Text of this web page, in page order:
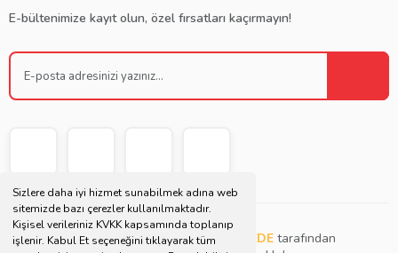
Sizlere daha iyi hizmet sunabilmek adına web
sitemizde bazı çerezler kullanılmaktadır.
Kişisel verileriniz KVKK kapsamında toplanıp
işlenir. Kabul Et seçeneğini tıklayarak tüm
E-bültenimize kayıt olun, özel fırsatları kaçırmayın!
Copyright © 2021 | Bu websitesiMüjdat DEDE tarafından